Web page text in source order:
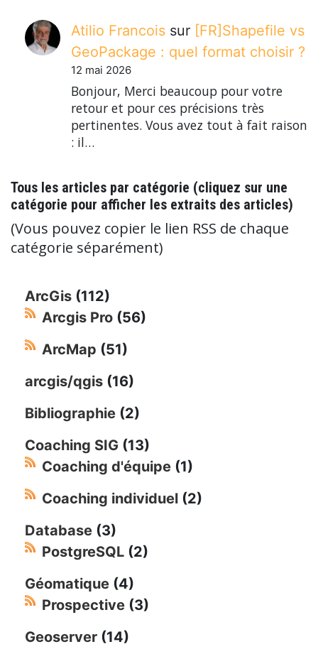
Atilio Francois sur [FR]Shapefile vs
GeoPackage : quel format choisir ?
12 mai 2026
Bonjour, Merci beaucoup pour votre
retour et pour ces précisions très
pertinentes. Vous avez tout à fait raison
: il…
Tous les articles par catégorie (cliquez sur une
catégorie pour afficher les extraits des articles)
(Vous pouvez copier le lien RSS de chaque
catégorie séparément)
ArcGis (112)
Arcgis Pro (56)
ArcMap (51)
arcgis/qgis (16)
Bibliographie (2)
Coaching SIG (13)
Coaching d'équipe (1)
Coaching individuel (2)
Database (3)
PostgreSQL (2)
Géomatique (4)
Prospective (3)
Geoserver (14)